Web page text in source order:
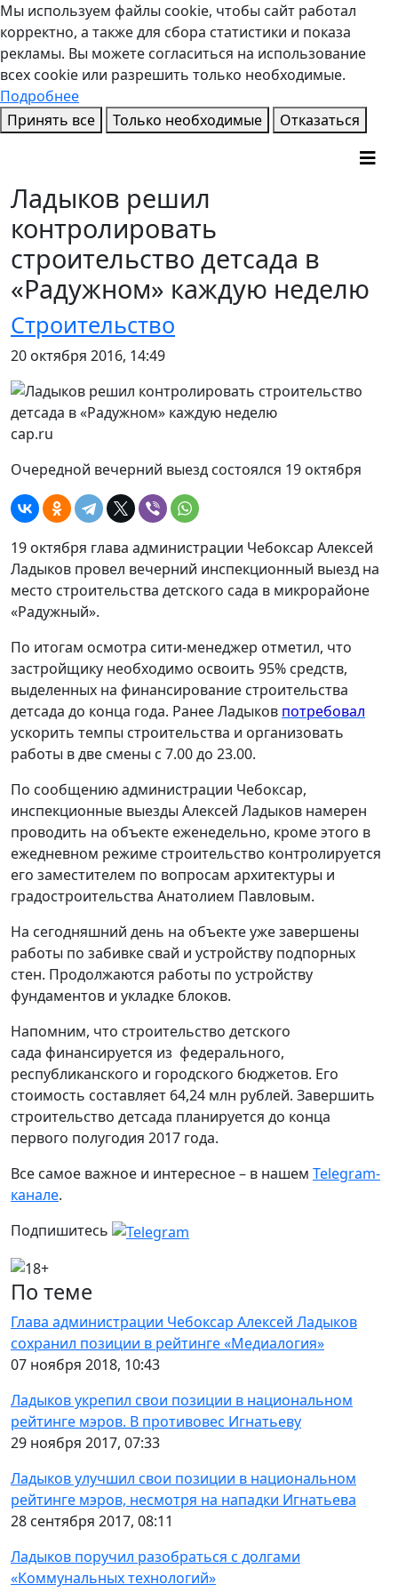
Мы используем файлы cookie, чтобы сайт работал
корректно, а также для сбора статистики и показа
рекламы. Вы можете согласиться на использование
всех cookie или разрешить только необходимые.
Подробнее
Принять все
Только необходимые Отказаться
Ладыков решил
контролировать
строительство детсада в
«Радужном» каждую неделю
Строительство
20 октября 2016, 14:49
cap.ru
Очередной вечерний выезд состоялся 19 октября
19 октября глава администрации Чебоксар Алексей
Ладыков провел вечерний инспекционный выезд на
место строительства детского сада в микрорайоне
«Радужный».
По итогам осмотра сити-менеджер отметил, что
застройщику необходимо освоить 95% средств,
выделенных на финансирование строительства
детсада до конца года. Ранее Ладыков потребовал
ускорить темпы строительства и организовать
работы в две смены с 7.00 до 23.00.
По сообщению администрации Чебоксар,
инспекционные выезды Алексей Ладыков намерен
проводить на объекте еженедельно, кроме этого в
ежедневном режиме строительство контролируется
его заместителем по вопросам архитектуры и
градостроительства Анатолием Павловым.
На сегодняшний день на объекте уже завершены
работы по забивке свай и устройству подпорных
стен. Продолжаются работы по устройству
фундаментов и укладке блоков.
Напомним, что строительство детского
сада финансируется из федерального,
республиканского и городского бюджетов. Его
стоимость составляет 64,24 млн рублей. Завершить
строительство детсада планируется до конца
первого полугодия 2017 года.
Все самое важное и интересное – в нашем Telegram-
канале.
Подпишитесь
По теме
Глава администрации Чебоксар Алексей Ладыков
сохранил позиции в рейтинге «Медиалогия»
07 ноября 2018, 10:43
Ладыков укрепил свои позиции в национальном
рейтинге мэров. В противовес Игнатьеву
29 ноября 2017, 07:33
Ладыков улучшил свои позиции в национальном
рейтинге мэров, несмотря на нападки Игнатьева
28 сентября 2017, 08:11
Ладыков поручил разобраться с долгами
«Коммунальных технологий»